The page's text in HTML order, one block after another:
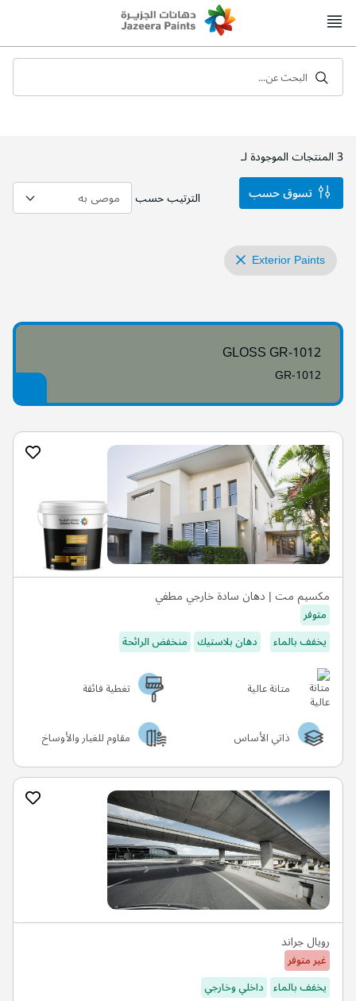
to
البحث عن...
3المنتجات الموجودة لـ
الترتيب حسب
Exterior Paints
GLOSS GR-1012
GR-1012
مكسيم مت | دهان سادة خارجي مطفي
متوفر
يخفف بالماء
دهان بلاستيك منخفض الرائحة
متانة عالية تغطية فائقة
ذاتي الأساس مقاوم للغبار والأوساخ
رويال جراند
غير متوفر
يخفف بالماء داخلي وخارجي
تسوق حسب